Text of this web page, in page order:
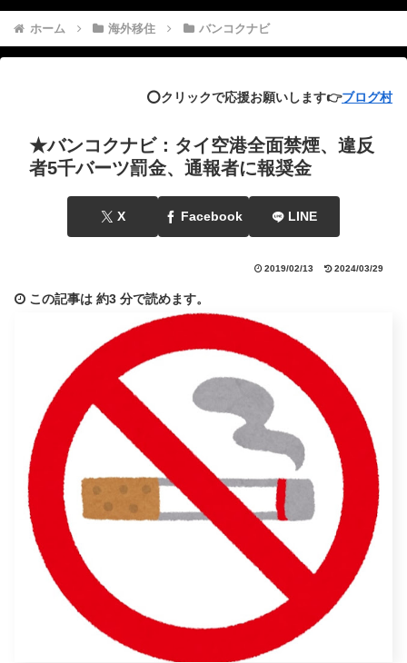
ホーム 海外移住 バンコクナビ
⭕️クリックで応援お願いします👉ブログ村
★バンコクナビ：タイ空港全面禁煙、違反
者5千バーツ罰金、通報者に報奨金
X Facebook LINE
2019/02/13 2024/03/29
この記事は 約3 分で読めます。